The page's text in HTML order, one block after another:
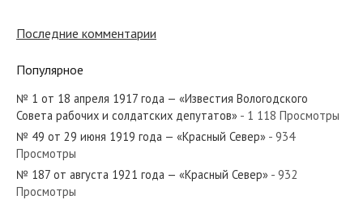
«Красный Север»
№ 263 от ноября 1976 года —
Последние комментарии
Популярное
№ 1 от 18 апреля 1917 года — «Известия Вологодского
Совета рабочих и солдатских депутатов» - 1 118 Просмотры
№ 49 от 29 июня 1919 года — «Красный Север» - 934
Просмотры
№ 187 от августа 1921 года — «Красный Север» - 932
Просмотры